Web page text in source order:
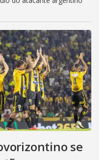
se